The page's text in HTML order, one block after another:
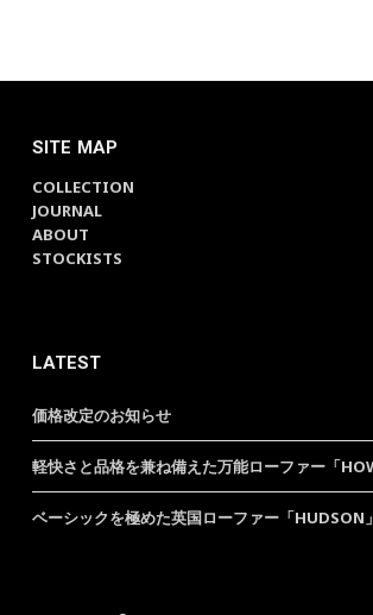
SITE MAP
COLLECTION
JOURNAL
ABOUT
STOCKISTS
LATEST
価格改定のお知らせ
軽快さと品格を兼ね備えた万能ローファー「
ベーシックを極めた英国ローファー「HUDSON」